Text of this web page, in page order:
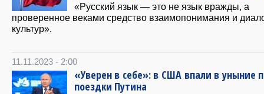
«Русский язык — это не язык вражды, а
проверенное веками средство взаимопонимания и
культур».
11.11.2023 - 2:00
«Уверен в себе»: в США впали в уныние
поездки Путина